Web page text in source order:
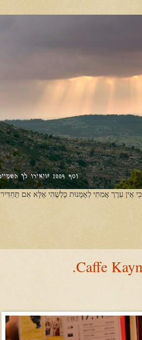
אֵין עֵרֶך אֲמִתִּי לְאָמָּנוּת כָּלְשֶׁהִי אֶלָּא אִם תַּחְדִּיר